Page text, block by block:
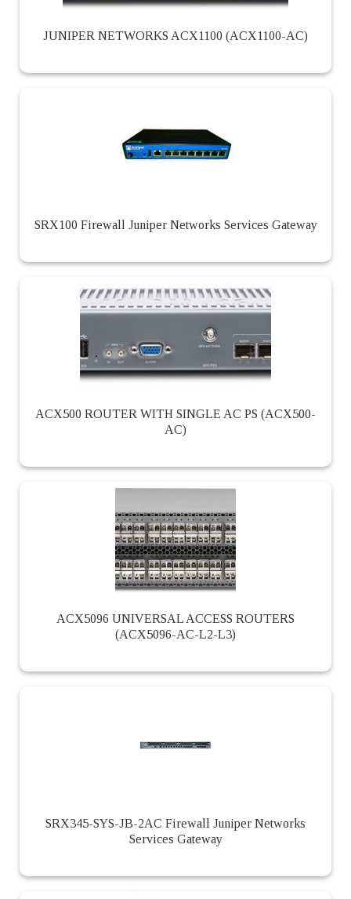
JUNIPER NETWORKS ACX1100 (ACX1100-AC)
SRX100 Firewall Juniper Networks Services Gateway
ACX500 ROUTER WITH SINGLE AC PS (ACX500-
AC)
ACX5096 UNIVERSAL ACCESS ROUTERS
(ACX5096-AC-L2-L3)
SRX345-SYS-JB-2AC Firewall Juniper Networks
Services Gateway